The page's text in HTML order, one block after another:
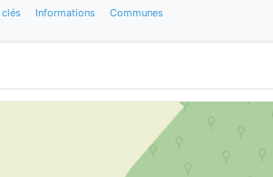
Informations Communes